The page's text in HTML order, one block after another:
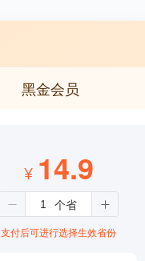
黑金会员
¥ 14.9
支付后可进行选择生效省份